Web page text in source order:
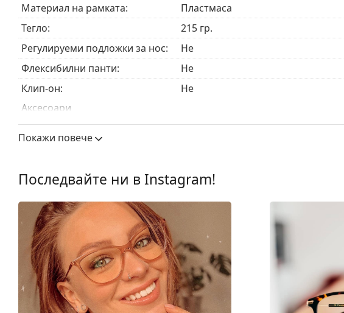
Материал на рамката:
Пластмаса
Тегло:
215 гр.
Регулируеми подложки за нос:
Не
Флексибилни панти:
Не
Клип-он:
Не
Аксесоари
Кутия:
Да
Пол:
Дамски
Категория:
Диоптрични очила
Марка:
Покажи повече
Последвайте ни в Instagram!